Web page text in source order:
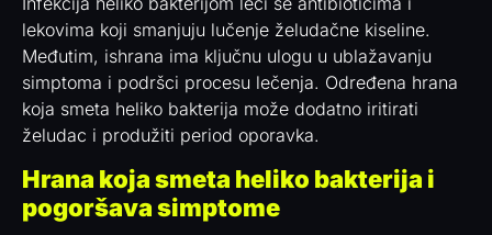
lekovima koji smanjuju lučenje želudačne kiseline.
Međutim, ishrana ima ključnu ulogu u ublažavanju
simptoma i podršci procesu lečenja. Određena hrana
koja smeta heliko bakterija može dodatno iritirati
želudac i produžiti period oporavka.
Hrana koja smeta heliko bakterija i
pogoršava simptome